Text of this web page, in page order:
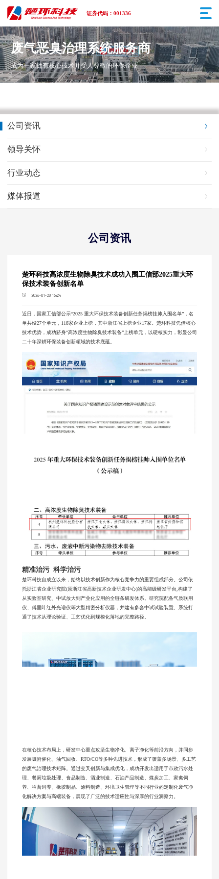
证券代码：001336
废气恶臭治理系统服务商
成为一家拥有核心技术并受人尊敬的环保企业
公司资讯
领导关怀
行业动态
媒体报道
公司资讯
楚环科技高浓度生物除臭技术成功入围工信部2025重大环
保技术装备创新名单
2026-01-28 16:24
近日，国家工信部公示“2025 重大环保技术装备创新任务揭榜挂帅入围名单”，名
单共设27个单元，118家企业上榜，其中浙江省上榜企业17家。楚环科技凭借核心
技术优势，成功跻身“高浓度生物除臭技术装备”上榜单元，以硬核实力，彰显公司
二十年深耕环保装备创新领域的技术底蕴。
精准治污 科学治污
楚环科技自成立以来，始终以技术创新作为核心竞争力的重要组成部分。公司依
托浙江省企业研究院(原浙江省高新技术企业研发中心)的高能级研发平台,构建了
从实验室研究、中试放大到产业化应用的全链条研发体系。研究院配备气质联用
仪、 傅里叶红外光谱仪等大型精密分析仪器，并建有多套中试试验装置、系统打
通了技术从理论验证、工艺优化到规模化落地的完整路径。
在核心技术布局上，研发中心重点攻坚生物净化、离子净化等前沿方向，并同步
发展吸附催化、油气回收、RTO/CO等多种先进技术，形成了覆盖多场景、多工艺
的废气治理技术矩阵。通过交叉创新与集成优化，成功开发出适用于市政污水处
理、餐厨垃圾处理、食品制造、酒业制造、石油产品制造、煤炭加工、家禽饲
养、牲畜饲养、橡胶制品、涂料制造、环境卫生管理等不同行业的定制化废气净
化解决方案与高端装备，展现了广泛的技术适应性与深厚的行业洞察力。